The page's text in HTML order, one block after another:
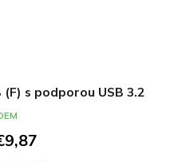
(F) s podporou USB 3.2